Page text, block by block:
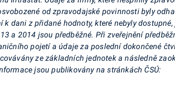
od zpravodajské povinnosti byly
k dani z přidané hodnoty, které nebyly
a 2014 jsou předběžné. Při zveřejnění
pojetí a údaje za poslední dokončené
ze základních jednotek a následně
jsou publikovány na stránkách ČSÚ: